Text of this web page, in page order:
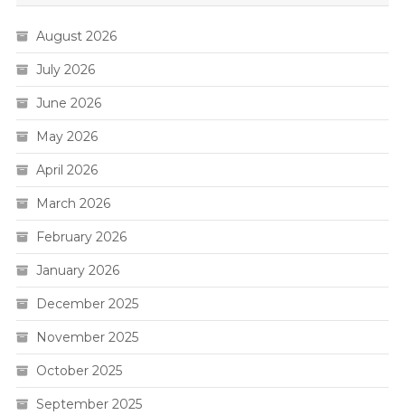
August 2026
July 2026
June 2026
May 2026
April 2026
March 2026
February 2026
January 2026
December 2025
November 2025
October 2025
September 2025